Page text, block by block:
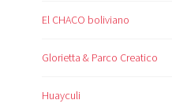
El CHACO boliviano
Glorietta & Parco Creatico
Huayculi